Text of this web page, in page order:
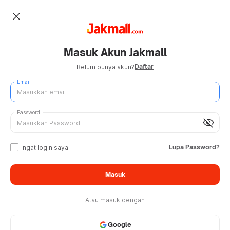
close
Masuk Akun Jakmall
Belum punya akun?Daftar
Email
visibility_off
Password
Ingat login saya Lupa Password?
Masuk
Atau masuk dengan
Google